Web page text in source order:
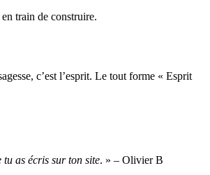
train de construire.
c’est l’esprit. Le tout forme « Esprit
tu as écris sur ton site. » – Olivier B